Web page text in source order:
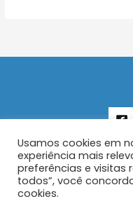
Usamos cookies em
experiência mais
preferências e visitas
todos”, você
cookies.